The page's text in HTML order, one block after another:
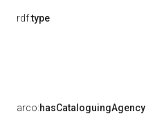
rdf:type
arco:hasCataloguingAgency